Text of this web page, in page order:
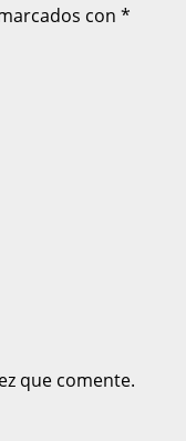
con *
que comente.